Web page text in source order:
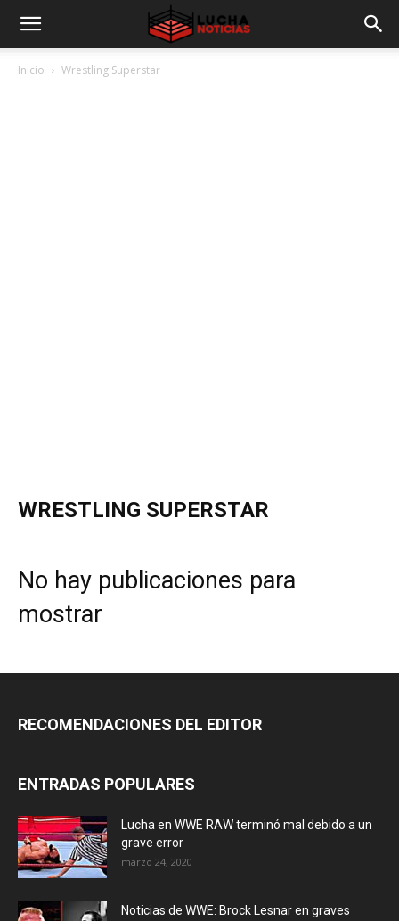
Inicio Wrestling Superstar
WRESTLING SUPERSTAR
No hay publicaciones para
mostrar
RECOMENDACIONES DEL EDITOR
ENTRADAS POPULARES
Lucha en WWE RAW terminó mal debido a un
grave error
marzo 24, 2020
Noticias de WWE: Brock Lesnar en graves